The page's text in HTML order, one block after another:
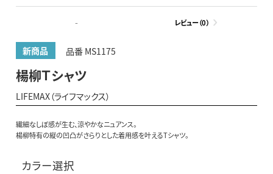
- レビュー（0）
新商品 品番 MS1175
楊柳Ｔシャツ
LIFEMAX（ライフマックス）
繊細なしぼ感が生む、涼やかなニュアンス。
楊柳特有の縦の凹凸がさらりとした着用感を叶えるTシャツ。
カラー選択